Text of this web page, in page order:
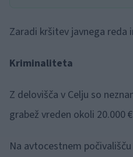
Zaradi kršitev javnega reda
Kriminaliteta
Z delovišča v Celju so
grabež vreden okoli 20.000
Na avtocestnem